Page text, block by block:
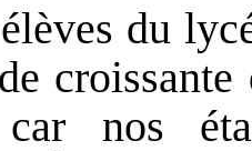
du
car nos